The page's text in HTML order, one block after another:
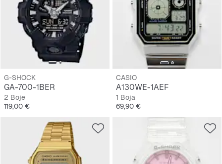
G-SHOCK
GA-700-1BER
2 Boje
Cijena
119,00 €
CASIO
A130WE-1AEF
1 Boja
Cijena
69,90 €